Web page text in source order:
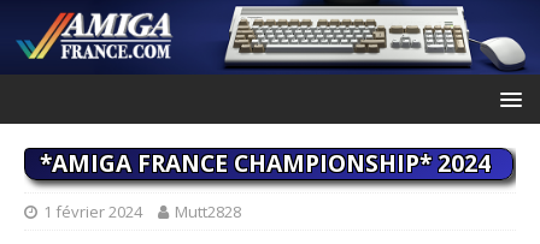
*AMIGA FRANCE CHAMPIONSHIP* 2024
1 février 2024 Mutt2828